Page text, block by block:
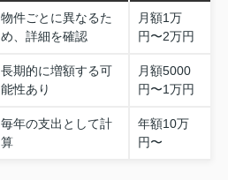
物件ごとに異なるた
め、詳細を確認
月額1万
円〜2万円
長期的に増額する可
能性あり
月額5000
円〜1万円
毎年の支出として計
算
年額10万
円〜